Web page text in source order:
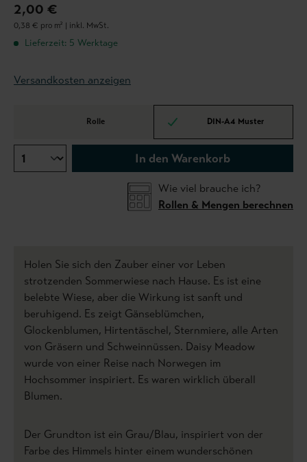
2,00 €
0,38 € pro m² | inkl. MwSt.
Lieferzeit: 5 Werktage
Versandkosten anzeigen
Rolle DIN-A4 Muster
In den Warenkorb
Wie viel brauche ich?
Rollen & Mengen berechnen
Holen Sie sich den Zauber einer vor Leben
strotzenden Sommerwiese nach Hause. Es ist eine
belebte Wiese, aber die Wirkung ist sanft und
beruhigend. Es zeigt Gänseblümchen,
Glockenblumen, Hirtentäschel, Sternmiere, alle Arten
von Gräsern und Schweinnüssen. Daisy Meadow
wurde von einer Reise nach Norwegen im
Hochsommer inspiriert. Es waren wirklich überall
Blumen.
Der Grundton ist ein Grau/Blau, inspiriert von der
Farbe des Himmels hinter einem wunderschönen